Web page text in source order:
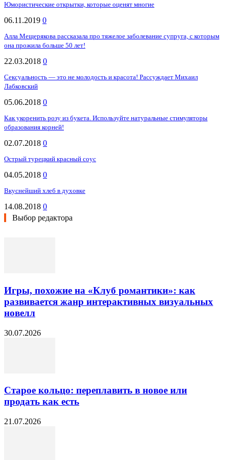
Юмористические открытки, которые оценят многие
06.11.2019 0
Алла Мещерякова рассказала про тяжелое заболевание супруга, с которым
она прожила больше 50 лет!
22.03.2018 0
Сексуальность — это не молодость и красота! Рассуждает Михаил
Лабковский
05.06.2018 0
Как укоренить розу из букета. Используйте натуральные стимуляторы
образования корней!
02.07.2018 0
Острый турецкий красный соус
04.05.2018 0
Вкуснейший хлеб в духовке
14.08.2018 0
Выбор редактора
Игры, похожие на «Клуб романтики»: как
развивается жанр интерактивных визуальных
новелл
30.07.2026
Старое кольцо: переплавить в новое или
продать как есть
21.07.2026